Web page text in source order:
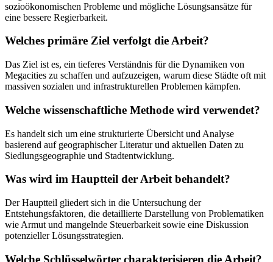
sozioökonomischen Probleme und mögliche Lösungsansätze für
eine bessere Regierbarkeit.
Welches primäre Ziel verfolgt die Arbeit?
Das Ziel ist es, ein tieferes Verständnis für die Dynamiken von
Megacities zu schaffen und aufzuzeigen, warum diese Städte oft mit
massiven sozialen und infrastrukturellen Problemen kämpfen.
Welche wissenschaftliche Methode wird verwendet?
Es handelt sich um eine strukturierte Übersicht und Analyse
basierend auf geographischer Literatur und aktuellen Daten zu
Siedlungsgeographie und Stadtentwicklung.
Was wird im Hauptteil der Arbeit behandelt?
Der Hauptteil gliedert sich in die Untersuchung der
Entstehungsfaktoren, die detaillierte Darstellung von Problematiken
wie Armut und mangelnde Steuerbarkeit sowie eine Diskussion
potenzieller Lösungsstrategien.
Welche Schlüsselwörter charakterisieren die Arbeit?